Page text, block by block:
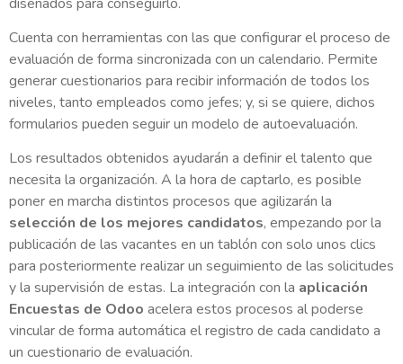
Cuenta con herramientas con las que configurar el proceso de
evaluación de forma sincronizada con un calendario. Permite
generar cuestionarios para recibir información de todos los
niveles, tanto empleados como jefes; y, si se quiere, dichos
formularios pueden seguir un modelo de autoevaluación.
Los resultados obtenidos ayudarán a definir el talento que
necesita la organización. A la hora de captarlo, es posible
poner en marcha distintos procesos que agilizarán la
selección de los mejores candidatos, empezando por la
publicación de las vacantes en un tablón con solo unos clics
para posteriormente realizar un seguimiento de las solicitudes
y la supervisión de estas. La integración con la aplicación
Encuestas de Odoo acelera estos procesos al poderse
vincular de forma automática el registro de cada candidato a
un cuestionario de evaluación.